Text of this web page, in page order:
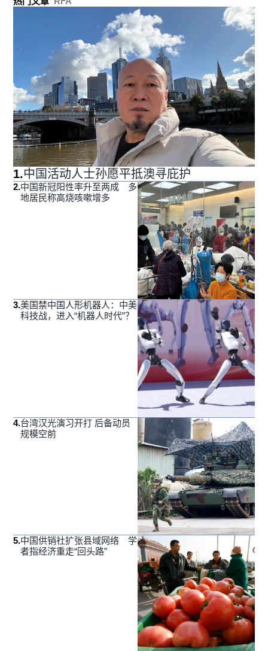
1.中国活动人士孙愿平抵澳寻庇护
2.中国新冠阳性率升至两成 多
地居民称高烧咳嗽增多
3.美国禁中国人形机器人：中美
科技战，进入“机器人时代”？
4.台湾汉光演习开打 后备动员
规模空前
5.中国供销社扩张县域网络 学
者指经济重走“回头路”